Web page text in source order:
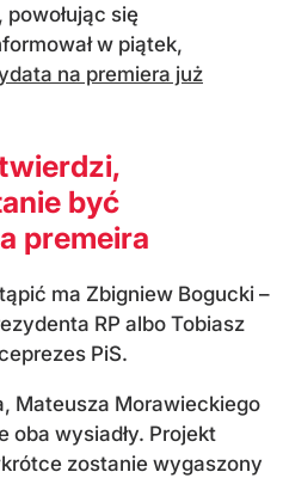
się
w piątek,
na premiera już
być
premeira
ma Zbigniew Bogucki –
RP albo Tobiasz
PiS.
Mateusza Morawieckiego
oba wysiadły. Projekt
zostanie wygaszony